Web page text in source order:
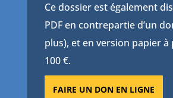
Ce dossier est également
PDF en contrepartie d’un
plus), et en version papier
100 €.
FAIRE UN DON EN LIGNE